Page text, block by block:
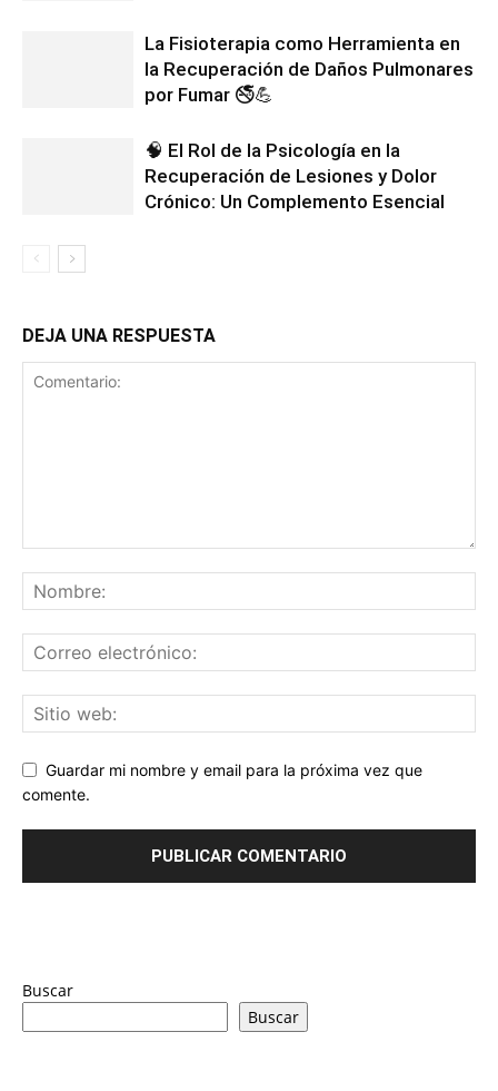
La Fisioterapia como Herramienta en
la Recuperación de Daños Pulmonares
por Fumar 🚭💪
🧠 El Rol de la Psicología en la
Recuperación de Lesiones y Dolor
Crónico: Un Complemento Esencial
DEJA UNA RESPUESTA
Guardar mi nombre y email para la próxima vez que
comente.
Buscar
Buscar